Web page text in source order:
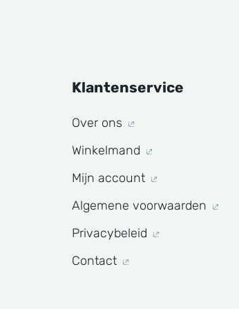
Klantenservice
Over ons
Winkelmand
Mijn account
Algemene voorwaarden
Privacybeleid
Contact